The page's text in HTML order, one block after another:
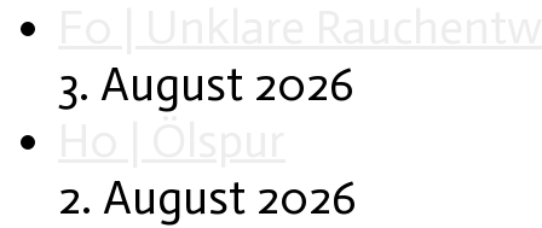
3. August 2026
2. August 2026